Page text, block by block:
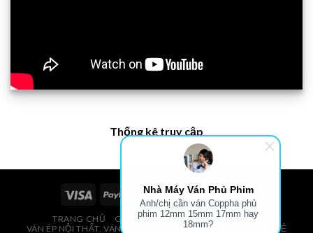
Thống kê truy cập
TRANG CHỦ
GIÁ VÁN PHỦ PHIM, VÁN COPPHA
VÁN ÉP NỘI THẤT, VÁN ÉP BAO BÌ, VÁN SOFA, PALLETS, VÁN SẺ
Nhà Máy Ván Phủ Phim
Anh/chị cần ván Coppha phủ
phim 12mm 15mm 17mm hay
18mm?